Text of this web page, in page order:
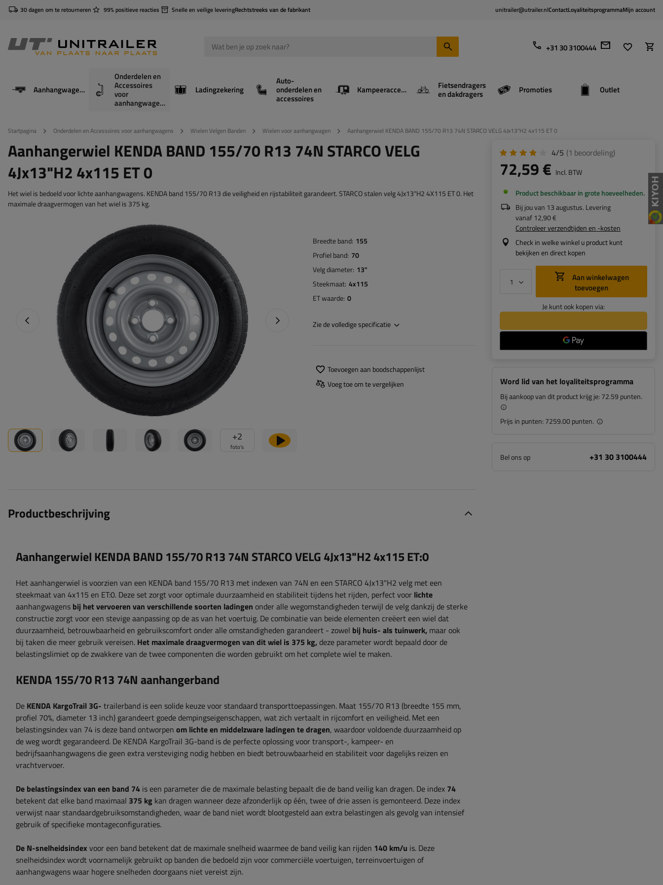
30 dagen om te retourneren 99% positieve reacties Snelle en veilige leveringRechtstreeks van de fabrikant unitrailer@utrailer.nlContactLoyaliteitsprogrammaMijn account
+31 30 3100444
Aanhangwagens
Onderdelen en
Accessoires
voor
aanhangwagens
Ladingzekering
Auto-
onderdelen en
accessoires
Kampeeraccessoires Fietsendragers
en dakdragers Promoties Outlet
Startpagina Onderdelen en Accessoires voor aanhangwagens Wielen Velgen Banden Wielen voor aanhangwagen Aanhangerwiel KENDA BAND 155/70 R13 74N STARCO VELG 4Jx13"H2 4x115 ET 0
Aanhangerwiel KENDA BAND 155/70 R13 74N STARCO VELG
4Jx13"H2 4x115 ET 0
Het wiel is bedoeld voor lichte aanhangwagens. KENDA band 155/70 R13 die veiligheid en rijstabiliteit garandeert. STARCO stalen velg 4Jx13"H2 4X115 ET 0. Het
maximale draagvermogen van het wiel is 375 kg.
+2
foto's
Vorige foto Naprawa produktu
Breedte band 155
Profiel band 70
Velg diameter 13"
Steekmaat 4x115
ET waarde 0
Zie de volledige specificatie
Toevoegen aan boodschappenlijst
Voeg toe om te vergelijken
4/5 (1 beoordeling)
72,59 € Incl. BTW
Product beschikbaar in grote hoeveelheden
Bij jou van 13 augustus. Levering
vanaf12,90 €
Controleer verzendtijden en -kosten
Check in welke winkel u product kunt
bekijken en direct kopen
toevoegen
Je kunt ook kopen via:
Word lid van het loyaliteitsprogramma
Bij aankoop van dit product krijg je: 72.59 punten.
Prijs in punten: 7259.00 punten.
Bel ons op +31 30 3100444
Productbeschrijving
Aanhangerwiel KENDA BAND 155/70 R13 74N STARCO VELG 4Jx13"H2 4x115 ET:0
Het aanhangerwiel is voorzien van een KENDA band 155/70 R13 met indexen van 74N en een STARCO 4Jx13"H2 velg met een
steekmaat van 4x115 en ET:0. Deze set zorgt voor optimale duurzaamheid en stabiliteit tijdens het rijden, perfect voor lichte
aanhangwagens bij het vervoeren van verschillende soorten ladingen onder alle wegomstandigheden terwijl de velg dankzij de sterke
constructie zorgt voor een stevige aanpassing op de as van het voertuig. De combinatie van beide elementen creëert een wiel dat
duurzaamheid, betrouwbaarheid en gebruikscomfort onder alle omstandigheden garandeert - zowel bij huis- als tuinwerk, maar ook
bij taken die meer gebruik vereisen. Het maximale draagvermogen van dit wiel is 375 kg, deze parameter wordt bepaald door de
belastingslimiet op de zwakkere van de twee componenten die worden gebruikt om het complete wiel te maken.
KENDA 155/70 R13 74N aanhangerband
De KENDA KargoTrail 3G- trailerband is een solide keuze voor standaard transporttoepassingen. Maat 155/70 R13 (breedte 155 mm,
profiel 70%, diameter 13 inch) garandeert goede dempingseigenschappen, wat zich vertaalt in rijcomfort en veiligheid. Met een
belastingsindex van 74 is deze band ontworpen om lichte en middelzware ladingen te dragen, waardoor voldoende duurzaamheid op
de weg wordt gegarandeerd. De KENDA KargoTrail 3G-band is de perfecte oplossing voor transport-, kampeer- en
bedrijfsaanhangwagens die geen extra versteviging nodig hebben en biedt betrouwbaarheid en stabiliteit voor dagelijks reizen en
vrachtvervoer.
De belastingsindex van een band 74 is een parameter die de maximale belasting bepaalt die de band veilig kan dragen. De index 74
betekent dat elke band maximaal 375 kg kan dragen wanneer deze afzonderlijk op één, twee of drie assen is gemonteerd. Deze index
verwijst naar standaardgebruiksomstandigheden, waar de band niet wordt blootgesteld aan extra belastingen als gevolg van intensief
gebruik of specifieke montageconfiguraties.
De N-snelheidsindex voor een band betekent dat de maximale snelheid waarmee de band veilig kan rijden 140 km/u is. Deze
snelheidsindex wordt voornamelijk gebruikt op banden die bedoeld zijn voor commerciële voertuigen, terreinvoertuigen of
aanhangwagens waar hogere snelheden doorgaans niet vereist zijn.